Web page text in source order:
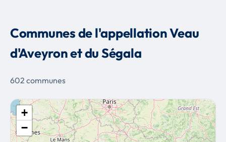
Communes de l'appellation Veau
d'Aveyron et du Ségala
602 communes
+
−